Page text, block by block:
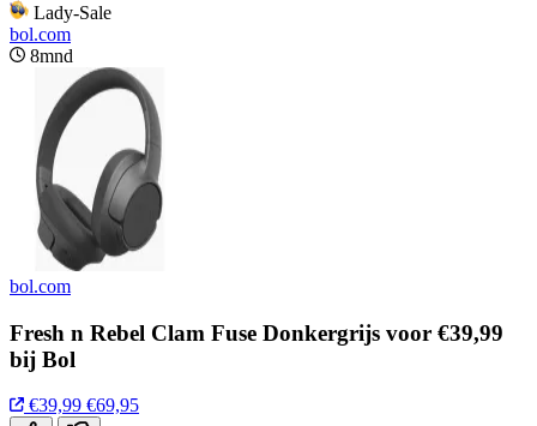
Lady-Sale
bol.com
8mnd
bol.com
Fresh n Rebel Clam Fuse Donkergrijs voor €39,99
bij Bol
€39,99 €69,95